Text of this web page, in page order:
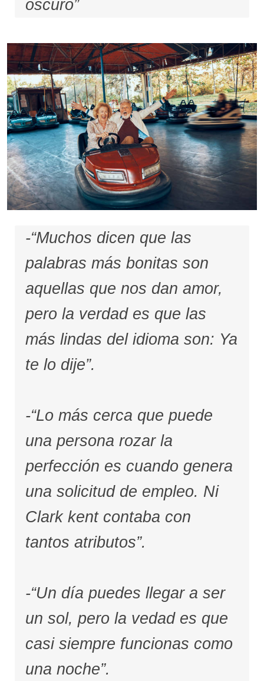
oscuro”
-“Muchos dicen que las
palabras más bonitas son
aquellas que nos dan amor,
pero la verdad es que las
más lindas del idioma son: Ya
te lo dije”.
-“Lo más cerca que puede
una persona rozar la
perfección es cuando genera
una solicitud de empleo. Ni
Clark kent contaba con
tantos atributos”.
-“Un día puedes llegar a ser
un sol, pero la vedad es que
casi siempre funcionas como
una noche”.